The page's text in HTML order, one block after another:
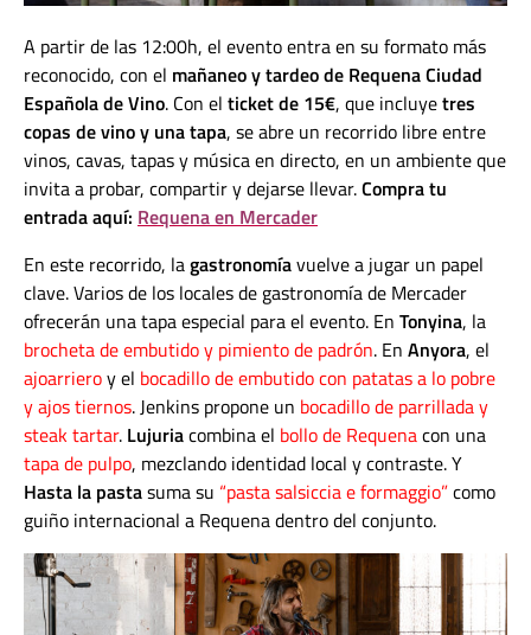
A partir de las 12:00h, el evento entra en su formato más
reconocido, con el mañaneo y tardeo de Requena Ciudad
Española de Vino. Con el ticket de 15€, que incluyetres
copas de vino y una tapa, se abre un recorrido libre entre
vinos, cavas, tapas y música en directo, en un ambiente que
invita a probar, compartir y dejarse llevar.Compra tu
entrada aquí: Requena en Mercader
En este recorrido, lagastronomíavuelve a jugar un papel
clave. Varios de los locales de gastronomía de Mercader
ofrecerán una tapa especial para el evento. En Tonyina, la
brocheta de embutido y pimiento de padrón. En Anyora, el
ajoarrieroy el bocadillo de embutido con patatas a lo pobre
y ajos tiernos. Jenkins propone un bocadillo de parrillada y
steak tartar. Lujuriacombina el bollo de Requenacon una
tapa de pulpo, mezclando identidad local y contraste. Y
Hasta la pastasuma su “pasta salsiccia e formaggio”como
guiño internacional a Requena dentro del conjunto.